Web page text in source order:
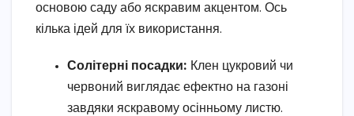
основою саду або яскравим акцентом. Ось
кілька ідей для їх використання.
Солітерні посадки: Клен цукровий чи
червоний виглядає ефектно на газоні
завдяки яскравому осінньому листю.